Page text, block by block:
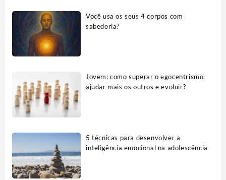
Você usa os seus 4 corpos com
sabedoria?
Jovem: como superar o egocentrismo,
ajudar mais os outros e evoluir?
5 técnicas para desenvolver a
inteligência emocional na adolescência